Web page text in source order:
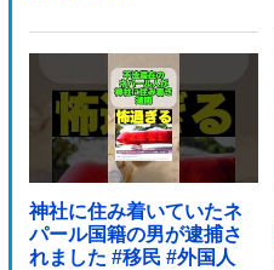
神社に住み着いていたネ
パール国籍の男が逮捕さ
れました #移民 #外国人